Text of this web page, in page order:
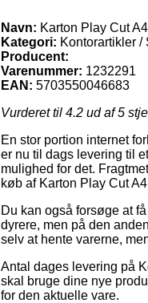
Navn: Karton Play Cut
Kategori: Kontorartikler /
Producent:
Varenummer: 1232291
EAN: 5703550046683
Vurderet til 4.2 ud af 5
En stor portion internet
er nu til dags levering til
mulighed for det.
køb af Karton Play Cut
Du kan også forsøge at
dyrere, men på den
selv at hente varerne,
Antal dages levering på
skal bruge dine nye
for den aktuelle vare.